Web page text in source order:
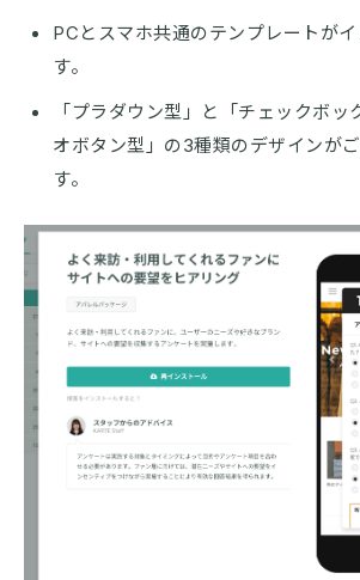
PCとスマホ共通のテンプレートが
す。
「プラダウン型」と「チェックボッ
オボタン型」の3種類のデザインが
す。